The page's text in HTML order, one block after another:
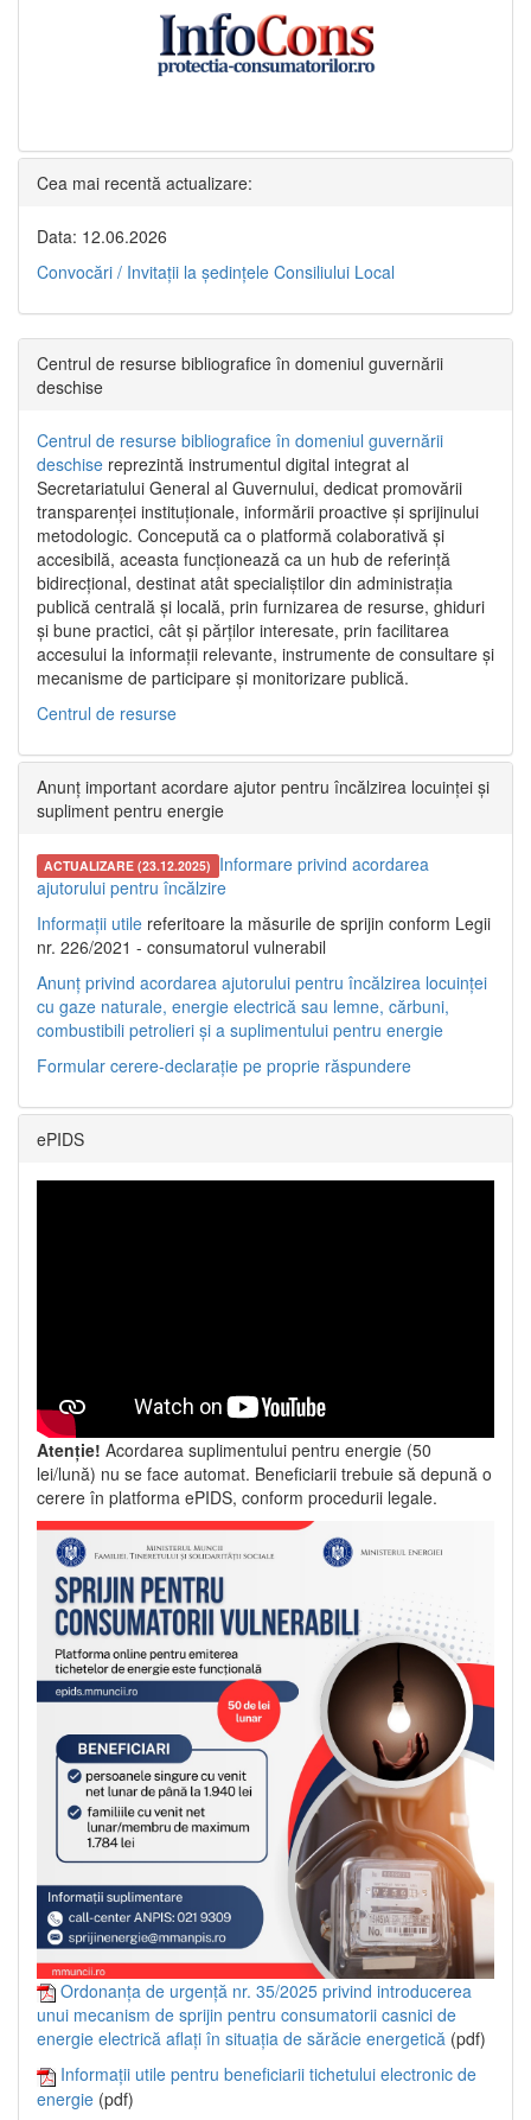
Cea mai recentă actualizare:
Data: 12.06.2026
Convocări / Invitaţii la şedinţele Consiliului Local
Centrul de resurse bibliografice în domeniul guvernării
deschise
Centrul de resurse bibliografice în domeniul guvernării
deschise reprezintă instrumentul digital integrat al
Secretariatului General al Guvernului, dedicat promovării
transparenței instituționale, informării proactive și sprijinului
metodologic. Concepută ca o platformă colaborativă și
accesibilă, aceasta funcționează ca un hub de referință
bidirecțional, destinat atât specialiștilor din administrația
publică centrală și locală, prin furnizarea de resurse, ghiduri
și bune practici, cât și părților interesate, prin facilitarea
accesului la informații relevante, instrumente de consultare și
mecanisme de participare și monitorizare publică.
Centrul de resurse
Anunț important acordare ajutor pentru încălzirea locuinței și
supliment pentru energie
ACTUALIZARE (23.12.2025) Informare privind acordarea
ajutorului pentru încălzire
Informații utile referitoare la măsurile de sprijin conform Legii
nr. 226/2021 - consumatorul vulnerabil
Anunț privind acordarea ajutorului pentru încălzirea locuinței
cu gaze naturale, energie electrică sau lemne, cărbuni,
combustibili petrolieri și a suplimentului pentru energie
Formular cerere-declarație pe proprie răspundere
ePIDS
Atenție! Acordarea suplimentului pentru energie (50
lei/lună) nu se face automat. Beneficiarii trebuie să depună o
cerere în platforma ePIDS, conform procedurii legale.
Ordonanța de urgență nr. 35/2025 privind introducerea
unui mecanism de sprijin pentru consumatorii casnici de
energie electrică aflați în situația de sărăcie energetică (pdf)
Informații utile pentru beneficiarii tichetului electronic de
energie (pdf)